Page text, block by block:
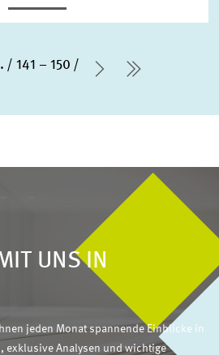
Seite
141 – 150
Nächste Seite
letzte
UNS IN
jeden Monat spannende Einblicke in
exklusive Analysen und wichtige